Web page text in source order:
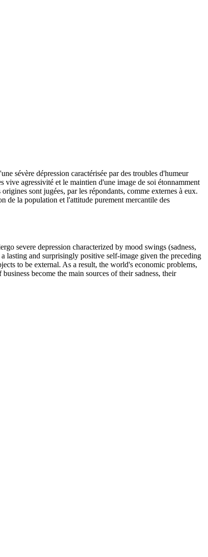
sévère dépression caractérisée par des troubles d'humeur
agressivité et le maintien d'une image de soi étonnamment
sont jugées, par les répondants, comme externes à eux.
de la population et l'attitude purement mercantile des
severe depression characterized by mood swings (sadness,
lasting and surprisingly positive self-image given the preceding
to be external. As a result, the world's economic problems,
become the main sources of their sadness, their